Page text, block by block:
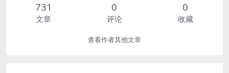
731
文章
0
评论
0
收藏
查看作者其他文章